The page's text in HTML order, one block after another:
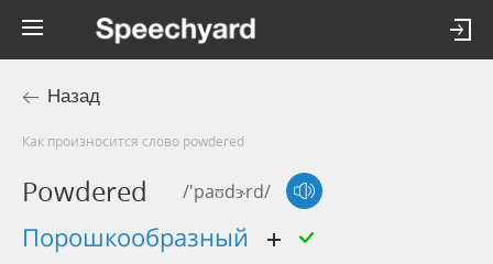
Назад
Как произносится слово powdered
Powdered /'paʊdɝrd/
порошкообразный